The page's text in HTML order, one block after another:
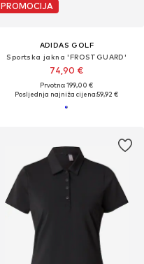
PROMOCIJA
ADIDAS GOLF
Sportska jakna 'FROSTGUARD'
74,90 €
Prvotno: 199,00 €
Posljednja najniža cijena:59,92 €